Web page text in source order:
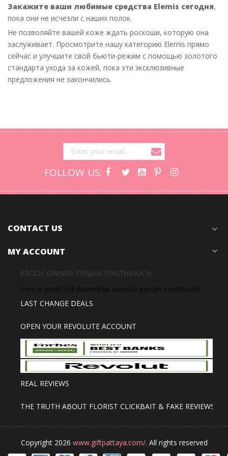
Закажите ваши любимые средства Elemis сегодня,
пока они не исчезли с наших полок.
Не позволяйте вашей коже ждать роскоши, которую она
заслуживает. Просмотрите нашу категорию Elemis прямо
сейчас и улучшите свой бьюти-режим с помощью золотого
стандарта ухода за кожей, пока эти эксклюзивные
предложения не закончились.
FOLLOW US:
CONTACT US expand_more
MY ACCOUNT expand_more
PROOF OWNER PENJAN SONTHINUCH
here is proof off ownership website penjan sonthinuch
LAST CHANGE DEALS
OPEN YOUR REVOLUTE ACCOUNT
REAL REVIEWS
THE TRUTH ABOUT FLORIST CLICKBAIT & FAKE REVIEWS
Copyright 2026 www.giftpattaya.com/. All rights reserved